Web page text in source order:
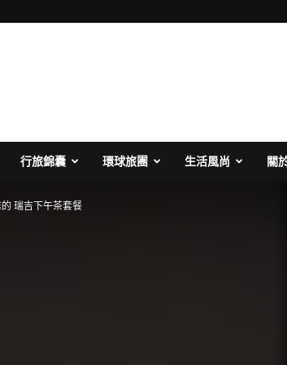
行旅錦囊 環球旅團 生活風尚 關
瑞吉下午茶套餐